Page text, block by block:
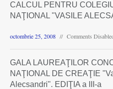
CALCUL PENTRU
NAŢIONAL "VASILE
octombrie 25, 2008 Comments
GALA LAUREAŢILOR
NAŢIONAL DE CREAŢIE
Alecsandri". EDIŢIA a III-a